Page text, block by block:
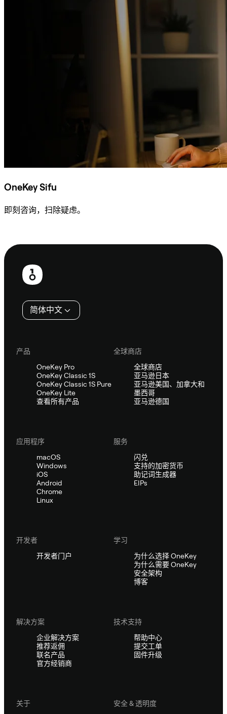
OneKey Sifu
即刻咨询，扫除疑虑。
页
简体中文
产品
OneKey Pro
OneKey Classic 1S
OneKey Classic 1S Pure
OneKey Lite
查看所有产品
全球商店
全球商店
亚马逊日本
亚马逊美国、加拿大和
墨西哥
亚马逊德国
应用程序
macOS
Windows
iOS
Android
Chrome
Linux
服务
闪兑
支持的加密货币
助记词生成器
EIPs
开发者
开发者门户
学习
为什么选择 OneKey
为什么需要 OneKey
安全架构
博客
解决方案
企业解决方案
推荐返佣
联名产品
官方经销商
技术支持
帮助中心
提交工单
固件升级
关于
安全 & 透明度